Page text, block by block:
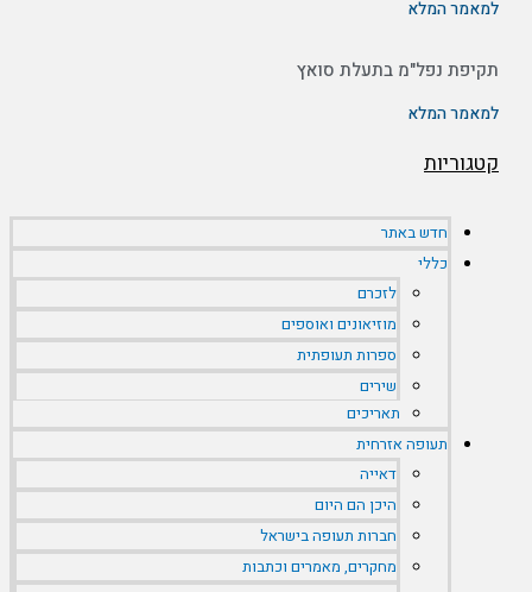
למאמר המלא
תקיפת נפל"מ בתעלת סואץ
למאמר המלא
קטגוריות
חדש באתר
כללי
לזכרם
מוזיאונים ואוספים
ספרות תעופתית
שירים
תאריכים
תעופה אזרחית
דאייה
היכן הם היום
חברות תעופה בישראל
מחקרים, מאמרים וכתבות